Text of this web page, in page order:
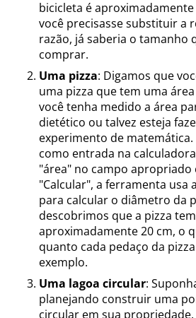
bicicleta é aproximadamente
você precisasse substituir a
razão, já saberia o tamanho
comprar.
Uma pizza: Digamos que
uma pizza que tem uma área
você tenha medido a área
dietético ou talvez esteja
experimento de matemática.
como entrada na
"área" no campo apropriado
"Calcular", a ferramenta usa
para calcular o diâmetro da
descobrimos que a pizza
aproximadamente 20 cm, o
quanto cada pedaço da
exemplo.
Uma lagoa circular:
planejando construir uma
circular em sua